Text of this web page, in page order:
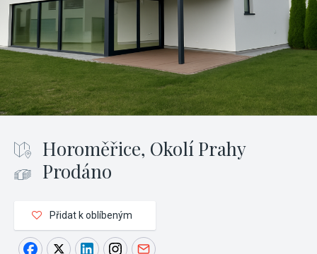
Horoměřice, Okolí Prahy
Prodáno
Přidat k oblíbeným